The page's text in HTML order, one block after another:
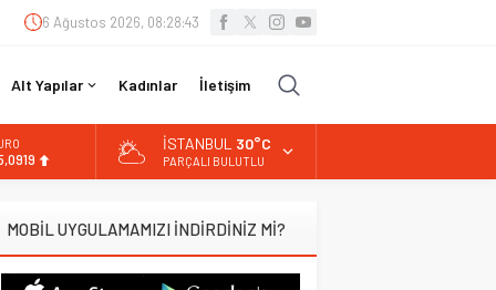
6 Ağustos 2026, 08:28:44
Alt Yapılar Kadınlar İletişim
İSTANBUL 30°C
PARÇALI BULUTLU
MOBİL UYGULAMAMIZI İNDİRDİNİZ Mİ?